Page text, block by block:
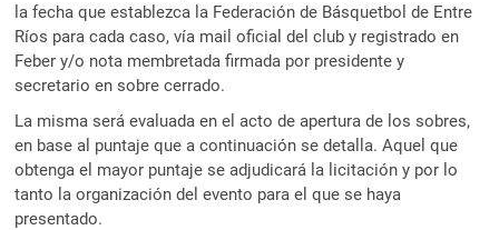
la fecha que establezca la Federación de Básquetbol de Entre
Ríos para cada caso, vía mail oficial del club y registrado en
Feber y/o nota membretada firmada por presidente y
secretario en sobre cerrado.
La misma será evaluada en el acto de apertura de los sobres,
en base al puntaje que a continuación se detalla. Aquel que
obtenga el mayor puntaje se adjudicará la licitación y por lo
tanto la organización del evento para el que se haya
presentado.